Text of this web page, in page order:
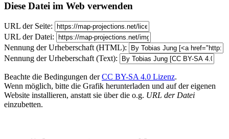
Diese Datei im Web verwenden
URL der Seite:
URL der Datei:
Nennung der Urheberschaft (HTML):
Nennung der Urheberschaft (Text):
Beachte die Bedingungen derCC BY-SA 4.0 Lizenz.
Wenn möglich, bitte die Grafik herunterladen und auf der eigenen
Website installieren, anstatt sie über die o.g. URL der Datei
einzubetten.